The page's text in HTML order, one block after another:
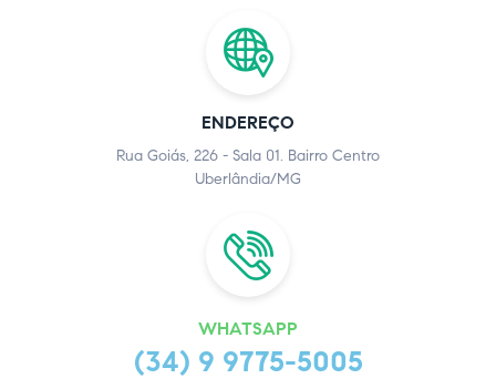
ENDEREÇO
Rua Goiás, 226 - Sala 01. Bairro Centro
Uberlândia/MG
WHATSAPP
(34) 9 9775-5005